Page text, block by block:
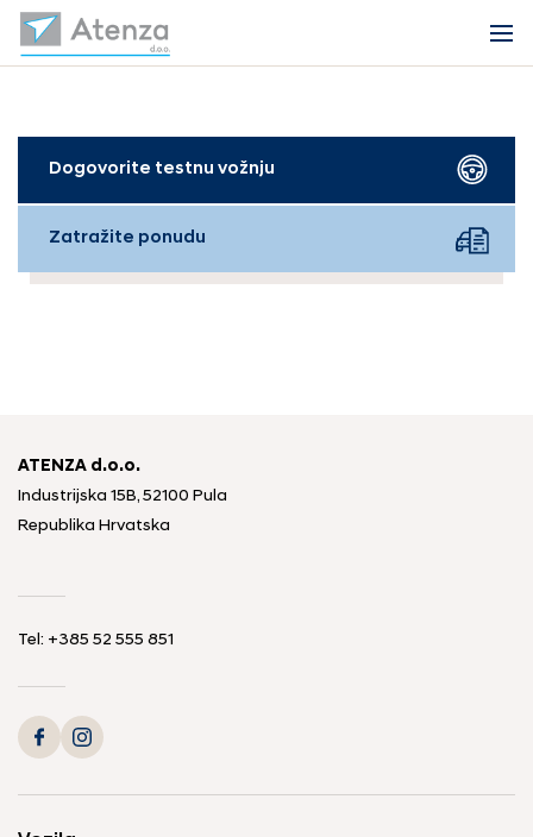
Dogovorite testnu vožnju
Zatražite ponudu
ATENZA d.o.o.
Industrijska 15B, 52100 Pula
Republika Hrvatska
Tel: +385 52 555 851